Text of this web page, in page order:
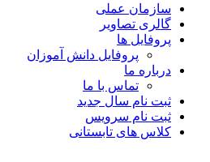
سازمان عملی
گالری تصاویر
پروفایل ها
پروفایل دانش آموزان
درباره ما
تماس با ما
ثبت نام سال جدید
ثبت نام سرویس
کلاس های تابستانی